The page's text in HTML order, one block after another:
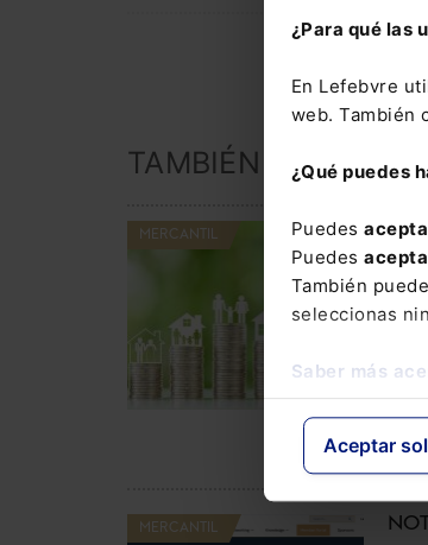
¿Para qué las
En Lefebvre
web. También
¿Qué puedes
Puedes
Puedes
También
seleccionas
Saber más
Aceptar
TAMBIÉN TE PUEDE
MERCANTIL
La
MERCANTIL